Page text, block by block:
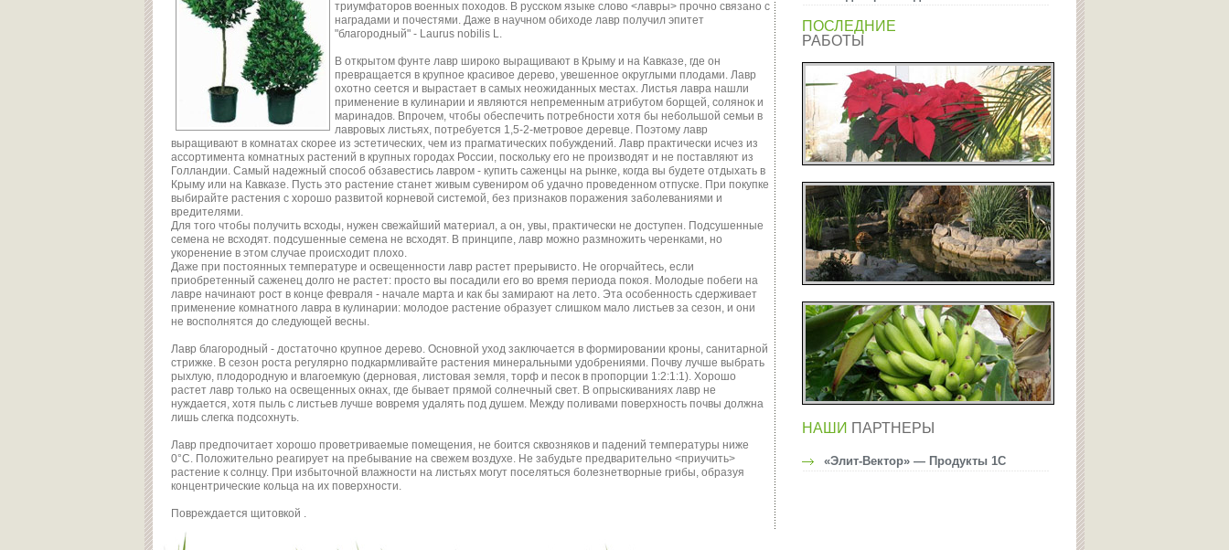
триумфаторов военных походов. В русском языке слово <лавры> прочно связано с
наградами и почестями. Даже в научном обиходе лавр получил эпитет
"благородный" - Laurus nobilis L.
В открытом фунте лавр широко выращивают в Крыму и на Кавказе, где он
превращается в крупное красивое дерево, увешенное округлыми плодами. Лавр
охотно сеется и вырастает в самых неожиданных местах. Листья лавра нашли
применение в кулинарии и являются непременным атрибутом борщей, солянок и
маринадов. Впрочем, чтобы обеспечить потребности хотя бы небольшой семьи в
лавровых листьях, потребуется 1,5-2-метровое деревце. Поэтому лавр
выращивают в комнатах скорее из эстетических, чем из прагматических побуждений. Лавр практически исчез из
ассортимента комнатных растений в крупных городах России, поскольку его не производят и не поставляют из
Голландии. Самый надежный способ обзавестись лавром - купить саженцы на рынке, когда вы будете отдыхать в
Крыму или на Кавказе. Пусть это растение станет живым сувениром об удачно проведенном отпуске. При покупке
выбирайте растения с хорошо развитой корневой системой, без признаков поражения заболеваниями и
вредителями.
Для того чтобы получить всходы, нужен свежайший материал, а он, увы, практически не доступен. Подсушенные
семена не всходят. подсушенные семена не всходят. В принципе, лавр можно размножить черенками, но
укоренение в этом случае происходит плохо.
Даже при постоянных температуре и освещенности лавр растет прерывисто. Не огорчайтесь, если
приобретенный саженец долго не растет: просто вы посадили его во время периода покоя. Молодые побеги на
лавре начинают рост в конце февраля - начале марта и как бы замирают на лето. Эта особенность сдерживает
применение комнатного лавра в кулинарии: молодое растение образует слишком мало листьев за сезон, и они
не восполнятся до следующей весны.
Лавр благородный - достаточно крупное дерево. Основной уход заключается в формировании кроны, санитарной
стрижке. В сезон роста регулярно подкармливайте растения минеральными удобрениями. Почву лучше выбрать
рыхлую, плодородную и влагоемкую (дерновая, листовая земля, торф и песок в пропорции 1:2:1:1). Хорошо
растет лавр только на освещенных окнах, где бывает прямой солнечный свет. В опрыскиваниях лавр не
нуждается, хотя пыль с листьев лучше вовремя удалять под душем. Между поливами поверхность почвы должна
лишь слегка подсохнуть.
Лавр предпочитает хорошо проветриваемые помещения, не боится сквозняков и падений температуры ниже
0°С. Положительно реагирует на пребывание на свежем воздухе. Не забудьте предварительно <приучить>
растение к солнцу. При избыточной влажности на листьях могут поселяться болезнетворные грибы, образуя
концентрические кольца на их поверхности.
Повреждается щитовкой .
ПОСЛЕДНИЕ
РАБОТЫ
НАШИ ПАРТНЕРЫ
«Элит-Вектор» — Продукты 1С